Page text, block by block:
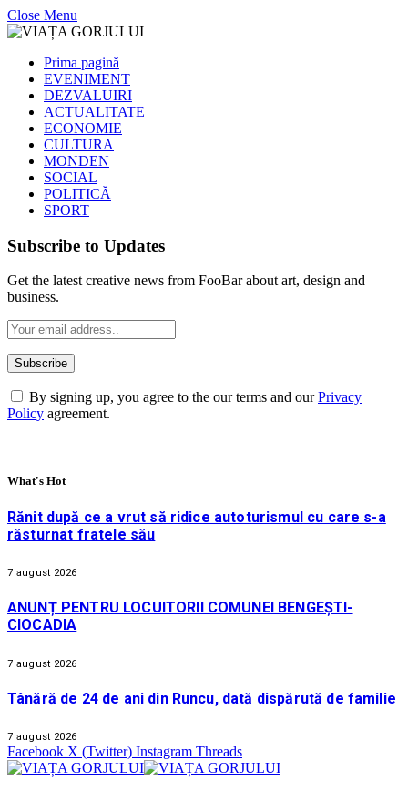
Close Menu
Prima pagină
EVENIMENT
DEZVALUIRI
ACTUALITATE
ECONOMIE
CULTURA
MONDEN
SOCIAL
POLITICĂ
SPORT
Subscribe to Updates
Get the latest creative news from FooBar about art, design and
business.
By signing up, you agree to the our terms and ourPrivacy
Policy agreement.
What's Hot
Rănit după ce a vrut să ridice autoturismul cu care s-a
răsturnat fratele său
7 august 2026
ANUNȚ PENTRU LOCUITORII COMUNEI BENGEȘTI-
CIOCADIA
7 august 2026
Tânără de 24 de ani din Runcu, dată dispărută de familie
7 august 2026
Facebook X (Twitter) Instagram Threads